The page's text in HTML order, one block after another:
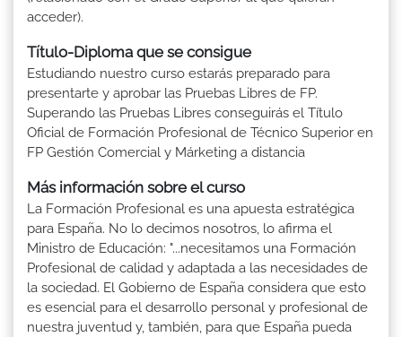
acceder).
Título-Diploma que se consigue
Estudiando nuestro curso estarás preparado para
presentarte y aprobar las Pruebas Libres de FP.
Superando las Pruebas Libres conseguirás el Título
Oficial de Formación Profesional de Técnico Superior en
FP Gestión Comercial y Márketing a distancia
Más información sobre el curso
La Formación Profesional es una apuesta estratégica
para España. No lo decimos nosotros, lo afirma el
Ministro de Educación: "...necesitamos una Formación
Profesional de calidad y adaptada a las necesidades de
la sociedad. El Gobierno de España considera que esto
es esencial para el desarrollo personal y profesional de
nuestra juventud y, también, para que España pueda